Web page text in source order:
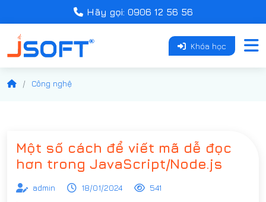
Hãy gọi: 0906 12 56 56
Khóa học
Công nghệ
Một số cách để viết mã dễ đọc
hơn trong JavaScript/Node.js
admin 18/01/2024 541